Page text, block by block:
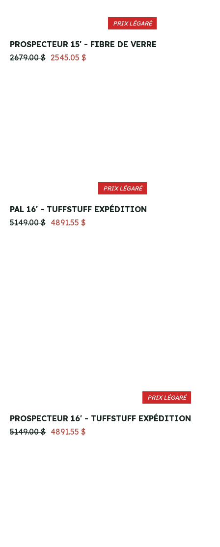
PRIX LÉGARÉ
PROSPECTEUR 15' - FIBRE DE VERRE
2679.00 $ 2545.05 $
PRIX LÉGARÉ
PAL 16' - TUFFSTUFF EXPÉDITION
5149.00 $ 4891.55 $
PRIX LÉGARÉ
PROSPECTEUR 16' - TUFFSTUFF EXPÉDITION
5149.00 $ 4891.55 $